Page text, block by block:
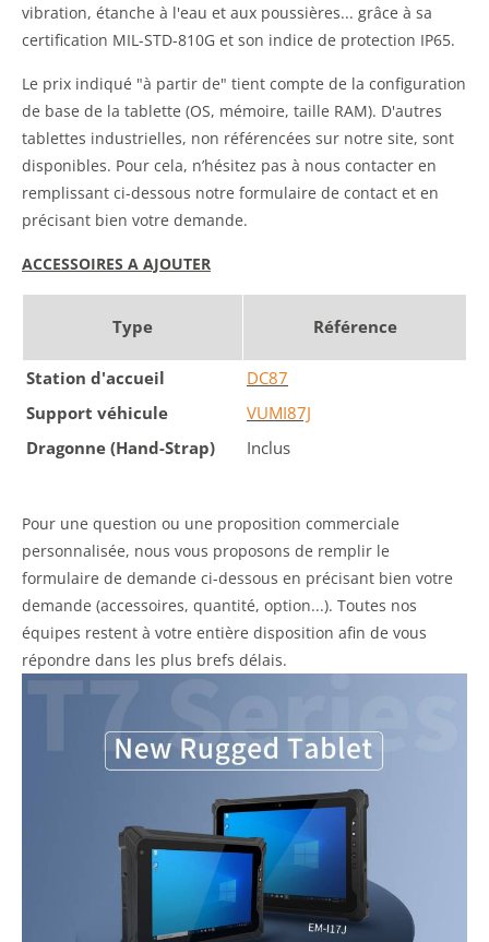
vibration, étanche à l'eau et aux poussières... grâce à sa
certification MIL-STD-810G et son indice de protection IP65.
Le prix indiqué "à partir de" tient compte de la configuration
de base de la tablette (OS, mémoire, taille RAM). D'autres
tablettes industrielles, non référencées sur notre site, sont
disponibles. Pour cela, n’hésitez pas à nous contacter en
remplissant ci-dessous notre formulaire de contact et en
précisant bien votre demande.
ACCESSOIRES A AJOUTER
Type Référence
Station d'accueil
DC87
Support véhicule
VUMI87J
Dragonne (Hand-Strap)
Inclus
Pour une question ou une proposition commerciale
personnalisée, nous vous proposons de remplir le
formulaire de demande ci-dessous en précisant bien votre
demande (accessoires, quantité, option...). Toutes nos
équipes restent à votre entière disposition afin de vous
répondre dans les plus brefs délais.